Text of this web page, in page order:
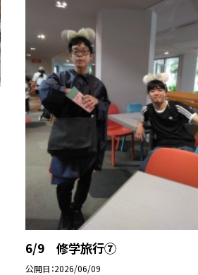
6/9 修学旅行⑦
公開日 2026/06/09